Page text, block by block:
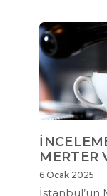
MERTER
6 Ocak 2025
İstanbul’un